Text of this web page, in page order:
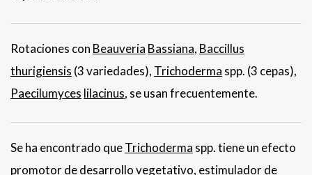
Rotaciones con Beauveria Bassiana, Baccillus
thurigiensis (3 variedades), Trichoderma spp. (3 cepas),
Paecilumyces lilacinus, se usan frecuentemente.
Se ha encontrado queTrichoderma spp. tiene un efecto
promotor de desarrollo vegetativo, estimulador de